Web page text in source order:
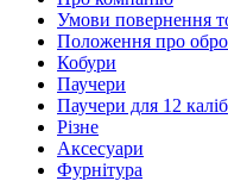
Умови повернення
Положення про
Кобури
Паучери
Паучери для 12
Різне
Аксесуари
Фурнітура